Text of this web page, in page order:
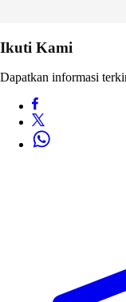
Ikuti Kami
Dapatkan informasi